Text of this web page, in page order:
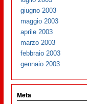
giugno 2003
maggio 2003
aprile 2003
marzo 2003
febbraio 2003
gennaio 2003
Meta